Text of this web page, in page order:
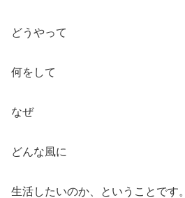
どうやって
何をして
なぜ
どんな風に
生活したいのか、ということです。